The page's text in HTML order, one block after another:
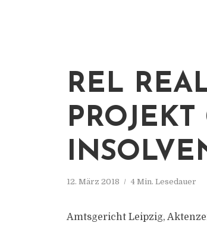
REL
12. März 2018 4 Min. Lesedauer
Amtsgericht Leipzig,